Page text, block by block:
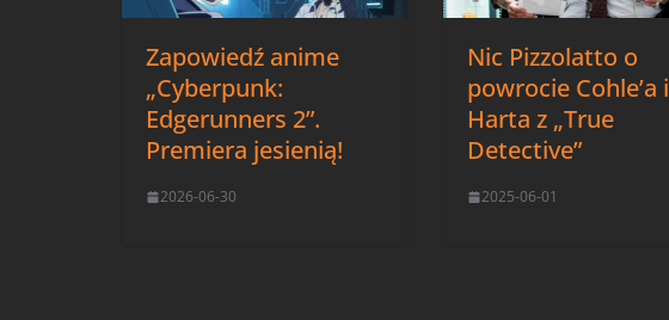
Zapowiedź anime
„Cyberpunk:
Edgerunners 2”.
Premiera jesienią!
2026-06-30
Nic Pizzolatto o
powrocie Cohle’a i
Harta z „True
Detective”
2025-06-01